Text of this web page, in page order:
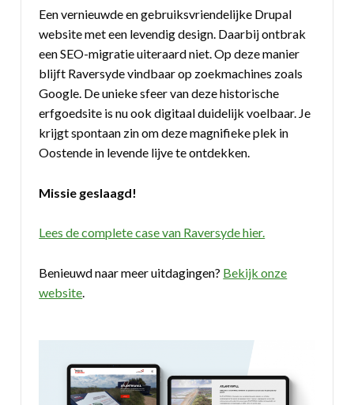
Een vernieuwde en gebruiksvriendelijke Drupal
website met een levendig design. Daarbij ontbrak
een SEO-migratie uiteraard niet. Op deze manier
blijft Raversyde vindbaar op zoekmachines zoals
Google. De unieke sfeer van deze historische
erfgoedsite is nu ook digitaal duidelijk voelbaar. Je
krijgt spontaan zin om deze magnifieke plek in
Oostende in levende lijve te ontdekken.
Missie geslaagd!
Lees de complete case van Raversyde hier.
Benieuwd naar meer uitdagingen? Bekijk onze
website